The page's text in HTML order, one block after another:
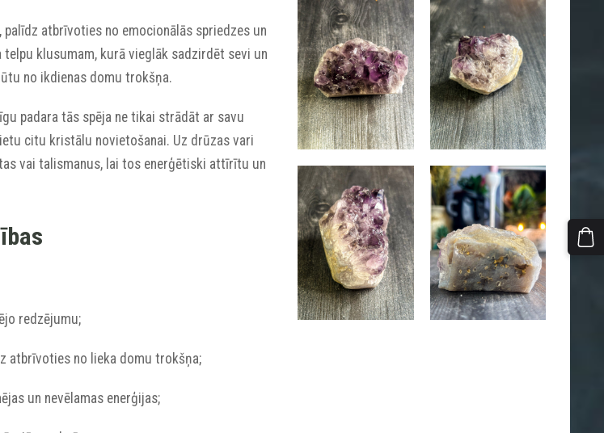
atbrīvoties no emocionālās spriedzes un
klusumam, kurā vieglāk sadzirdēt sevi un
no ikdienas domu trokšņa.
padara tās spēja ne tikai strādāt ar savu
citu kristālu novietošanai. Uz drūzas vari
vai talismanus, lai tos enerģētiski attīrītu un
redzējumu;
atbrīvoties no lieka domu trokšņa;
un nevēlamas enerģijas;